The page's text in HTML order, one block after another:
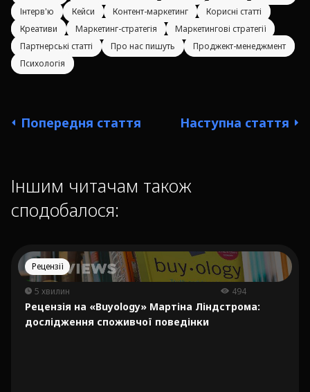
Інтерв'ю Кейси Контент-маркетинг
Корисні статті
Креативи
Маркетинг-стратегія
Маркетингові стратегії
Партнерські статті
Про нас пишуть
Проджект-менеджмент
Психологія
Попередня стаття Наступна стаття
Іншим читачам також
сподобалося:
Рецензії
5 хвилин 494
Рецензія на «Buyology» Мартіна Ліндстрома:
дослідження споживчої поведінки